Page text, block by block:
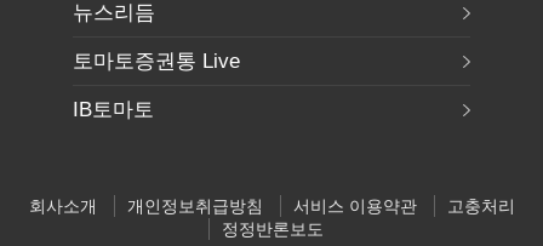
뉴스리듬
토마토증권통 Live
IB토마토
회사소개 개인정보취급방침 서비스 이용약관
고충처리
정정반론보도